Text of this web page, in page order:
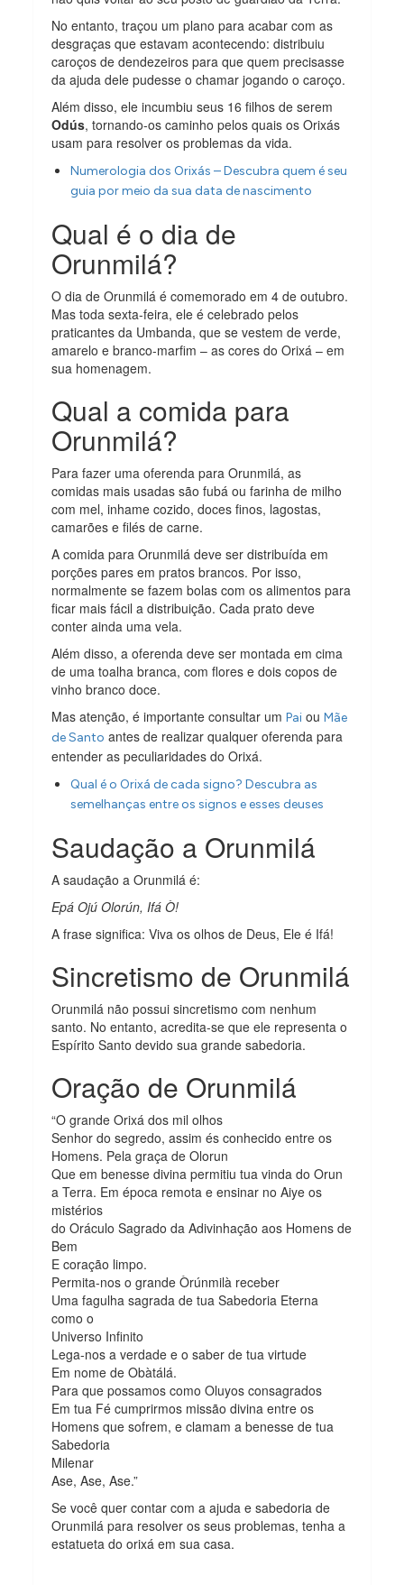
No entanto, traçou um plano para acabar com as
desgraças que estavam acontecendo: distribuiu
caroços de dendezeiros para que quem precisasse
da ajuda dele pudesse o chamar jogando o caroço.
Além disso, ele incumbiu seus 16 filhos de serem
Odús, tornando-os caminho pelos quais os Orixás
usam para resolver os problemas da vida.
Numerologia dos Orixás – Descubra quem é seu
guia por meio da sua data de nascimento
Qual é o dia de
Orunmilá?
O dia de Orunmilá é comemorado em 4 de outubro.
Mas toda sexta-feira, ele é celebrado pelos
praticantes da Umbanda, que se vestem de verde,
amarelo e branco-marfim – as cores do Orixá – em
sua homenagem.
Qual a comida para
Orunmilá?
Para fazer uma oferenda para Orunmilá, as
comidas mais usadas são fubá ou farinha de milho
com mel, inhame cozido, doces finos, lagostas,
camarões e filés de carne.
A comida para Orunmilá deve ser distribuída em
porções pares em pratos brancos. Por isso,
normalmente se fazem bolas com os alimentos para
ficar mais fácil a distribuição. Cada prato deve
conter ainda uma vela.
Além disso, a oferenda deve ser montada em cima
de uma toalha branca, com flores e dois copos de
vinho branco doce.
Mas atenção, é importante consultar umPai ouMãe
de Santo antes de realizar qualquer oferenda para
entender as peculiaridades do Orixá.
Qual é o Orixá de cada signo? Descubra as
semelhanças entre os signos e esses deuses
Saudação a Orunmilá
A saudação a Orunmilá é:
Epá Ojú Olorún, Ifá Ò!
A frase significa: Viva os olhos de Deus, Ele é Ifá!
Sincretismo de Orunmilá
Orunmilá não possui sincretismo com nenhum
santo. No entanto, acredita-se que ele representa o
Espírito Santo devido sua grande sabedoria.
Oração de Orunmilá
“O grande Orixá dos mil olhos
Senhor do segredo, assim és conhecido entre os
Homens. Pela graça de Olorun
Que em benesse divina permitiu tua vinda do Orun
a Terra. Em época remota e ensinar no Aiye os
mistérios
do Oráculo Sagrado da Adivinhação aos Homens de
Bem
E coração limpo.
Permita-nos o grande Òrúnmilà receber
Uma fagulha sagrada de tua Sabedoria Eterna
como o
Universo Infinito
Lega-nos a verdade e o saber de tua virtude
Em nome de Obàtálá.
Para que possamos como Oluyos consagrados
Em tua Fé cumprirmos missão divina entre os
Homens que sofrem, e clamam a benesse de tua
Sabedoria
Milenar
Ase, Ase, Ase.”
Se você quer contar com a ajuda e sabedoria de
Orunmilá para resolver os seus problemas, tenha a
estatueta do orixá em sua casa.